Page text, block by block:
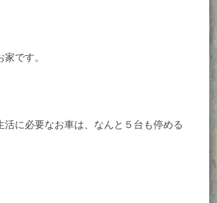
です。
活に必要なお車は、なんと５台も停める